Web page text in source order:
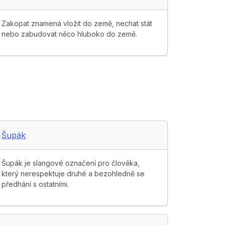
Zakopat znamená vložit do země, nechat stát
nebo zabudovat něco hluboko do země.
Šupák
Šupák je slangové označení pro člověka,
který nerespektuje druhé a bezohledně se
předhání s ostatními.